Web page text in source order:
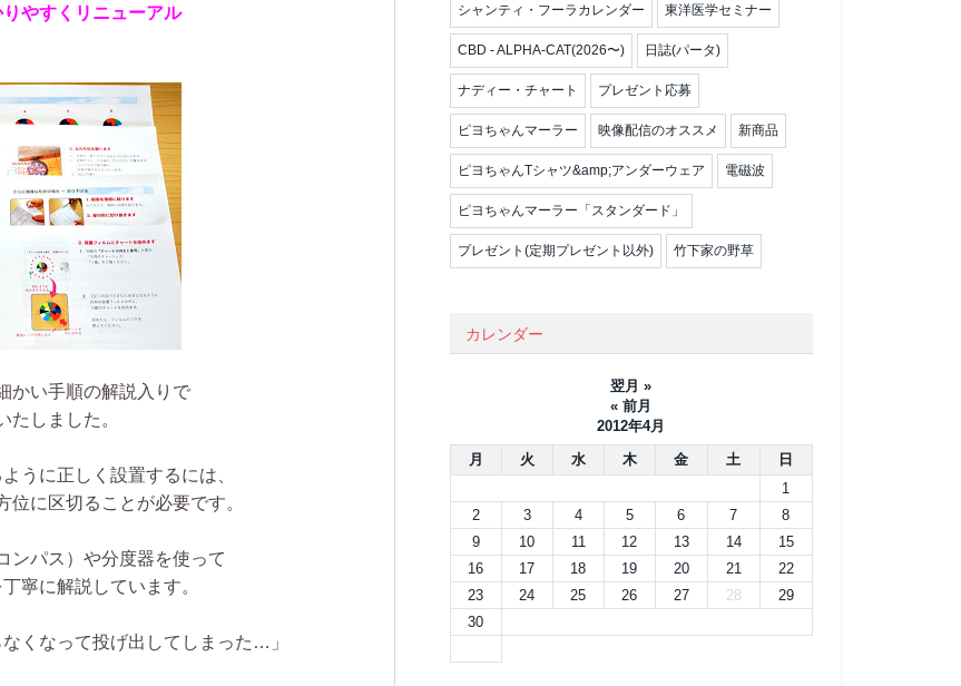
やすくリニューアル
かい手順の解説入りで
たしました。
うに正しく設置するには、
に区切ることが必要です。
ンパス）や分度器を使って
寧に解説しています。
くなって投げ出してしまった…」
シャンティ・フーラカレンダー 東洋医学セミナー
CBD - ALPHA-CAT(2026〜) 日誌(パータ)
ナディー・チャート プレゼント応募
ピヨちゃんマーラー 映像配信のオススメ 新商品
ピヨちゃんTシャツ&amp;アンダーウェア 電磁波
ピヨちゃんマーラー「スタンダード」
プレゼント(定期プレゼント以外) 竹下家の野草
カレンダー
翌月 »
« 前月
2012年4月
月
火 水 木 金 土
日
1
2
3 4 5 6 7
8
9
10 11 12 13 14
15
16
17 18 19 20 21
22
23
24 25 26 27 28
29
30